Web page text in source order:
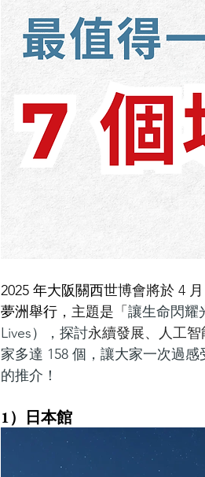
2025 年大阪關西世博會將於 4
夢洲舉行 ，主題是「 讓生命閃耀
Lives），探討永續發展、人工智
家多達 158 個，讓大家一次過
的推介！
1）日本館